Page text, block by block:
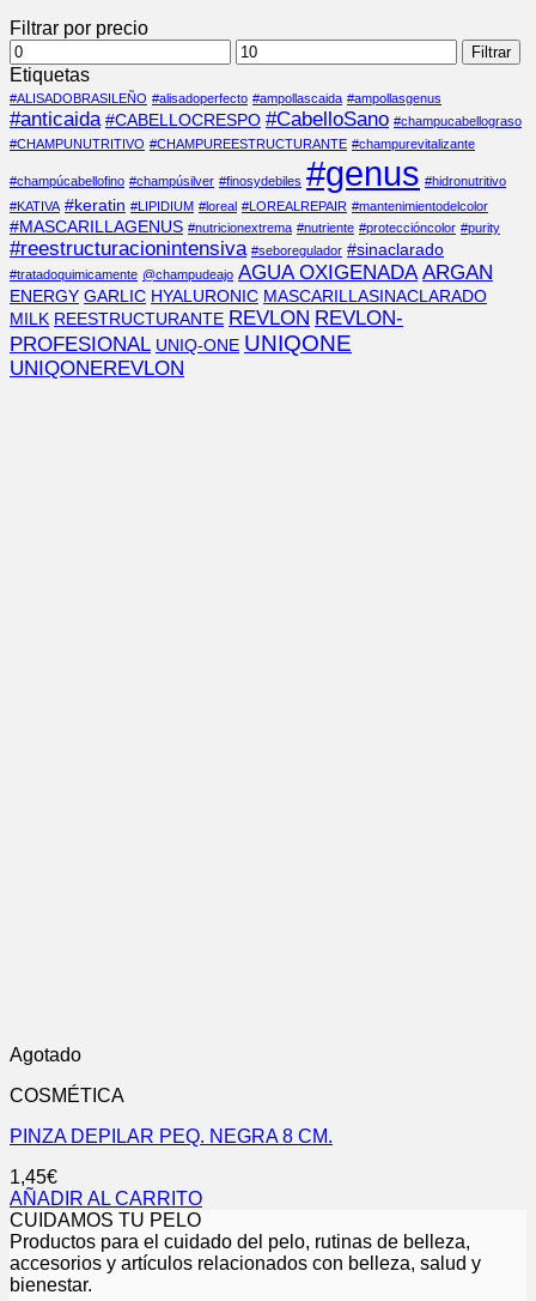
Filtrar por precio
Precio
mínimo
Precio
máximo
Filtrar
Etiquetas
#ALISADOBRASILEÑO #alisadoperfecto #ampollascaida #ampollasgenus
#anticaida #CABELLOCRESPO #CabelloSano #champucabellograso
#CHAMPUNUTRITIVO #CHAMPUREESTRUCTURANTE #champurevitalizante
#champúcabellofino #champúsilver #finosydebiles #genus #hidronutritivo
#KATIVA #keratin #LIPIDIUM #loreal #LOREALREPAIR #mantenimientodelcolor
#MASCARILLAGENUS #nutricionextrema #nutriente #proteccióncolor #purity
#reestructuracionintensiva #seboregulador #sinaclarado
#tratadoquimicamente @champudeajo AGUA OXIGENADA ARGAN
ENERGY GARLIC HYALURONIC MASCARILLASINACLARADO
MILK REESTRUCTURANTE REVLON REVLON-
PROFESIONAL UNIQ-ONE UNIQONE
UNIQONEREVLON
Agotado
COSMÉTICA
PINZA DEPILAR PEQ. NEGRA 8 CM.
1,45€
AÑADIR AL CARRITO
CUIDAMOS TU PELO
Productos para el cuidado del pelo, rutinas de belleza,
accesorios y artículos relacionados con belleza, salud y
bienestar.